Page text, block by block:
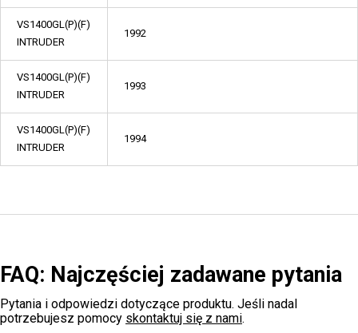
VS1400GL(P)(F)
INTRUDER
1992
VS1400GL(P)(F)
INTRUDER
1993
VS1400GL(P)(F)
INTRUDER
1994
FAQ: Najczęściej zadawane pytania
Pytania i odpowiedzi dotyczące produktu. Jeśli nadal
potrzebujesz pomocy skontaktuj się z nami.